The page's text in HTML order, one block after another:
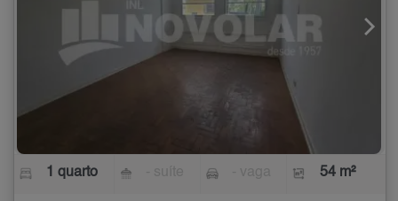
1 quarto 54 m²